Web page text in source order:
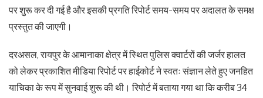
पर शुरू कर दी गई है और इसकी प्रगति रिपोर्ट समय-समय पर अदालत के समक्ष
प्रस्तुत की जाएगी।
दरअसल, रायपुर के आमानाका क्षेत्र में स्थित पुलिस क्वार्टरों की जर्जर हालत
को लेकर प्रकाशित मीडिया रिपोर्ट पर हाईकोर्ट ने स्वतः संज्ञान लेते हुए जनहित
याचिका के रूप में सुनवाई शुरू की थी। रिपोर्ट में बताया गया था कि करीब 34